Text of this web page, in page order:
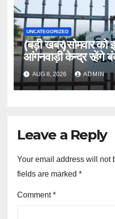
UNCATEGORIZED
(बड़ी खबर)सोमवार
आंगनवाड़ी केन्द्र रहेंगे
AUG 8, 2026 ADMIN
Leave a Reply
Your email address will not
fields are marked *
Comment*